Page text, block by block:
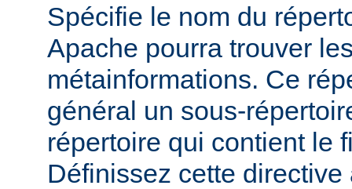
Spécifie le nom du
Apache pourra trouver
métainformations. Ce
général un sous-
répertoire qui contient le
Définissez cette directive